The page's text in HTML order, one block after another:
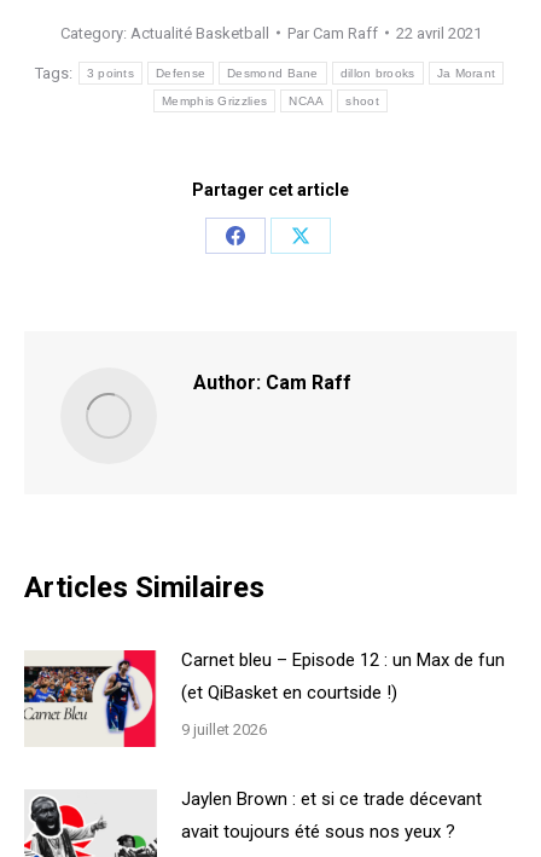
Category: Actualité Basketball Par Cam Raff 22 avril 2021
Tags: 3 points Defense Desmond Bane dillon brooks Ja Morant
Memphis Grizzlies NCAA shoot
Partager cet article
Share
Share
Author: Cam Raff
Articles Similaires
Carnet bleu – Episode 12 : un Max de fun
(et QiBasket en courtside !)
9 juillet 2026
Jaylen Brown : et si ce trade décevant
avait toujours été sous nos yeux ?